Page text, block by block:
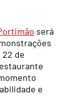
será
de
e